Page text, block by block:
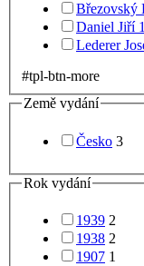
Březovský
Daniel Jiří
Lederer
#tpl-btn-more
Země vydání
Česko 3
Rok vydání
1939 2
1938 2
1907 1